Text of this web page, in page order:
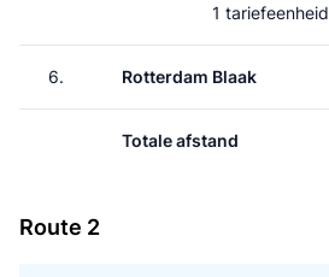
1 tariefeenheid
6. Rotterdam Blaak
Totale afstand
Route 2